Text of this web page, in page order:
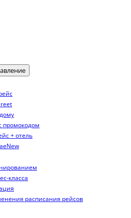
промокодом
+ отель
New
класса
расписания рейсов